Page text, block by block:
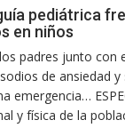
pediátrica
en niños
padres junto con
de ansiedad
emergencia…
y física de la